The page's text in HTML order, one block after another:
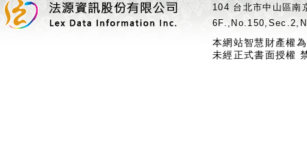
104 台北市中山區
本網站智慧財產權
未經正式書面授權